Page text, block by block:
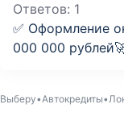
Ответов: 1
✅ Оформление
000 000
Выберу Автокредиты